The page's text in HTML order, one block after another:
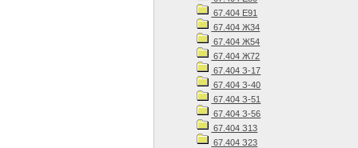
67.404 Е91
67.404 Ж34
67.404 Ж54
67.404 Ж72
67.404 З-17
67.404 З-40
67.404 З-51
67.404 З-56
67.404 З13
67.404 З23